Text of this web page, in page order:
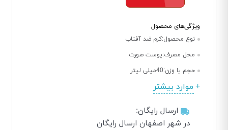
ویژگی‌های محصول
نوع محصول:کرم ضد آفتاب
محل مصرف:پوست صورت
حجم یا وزن:40میلی لیتر
موارد بیشتر
ارسال رایگان:
در شهر اصفهان ارسال رایگان